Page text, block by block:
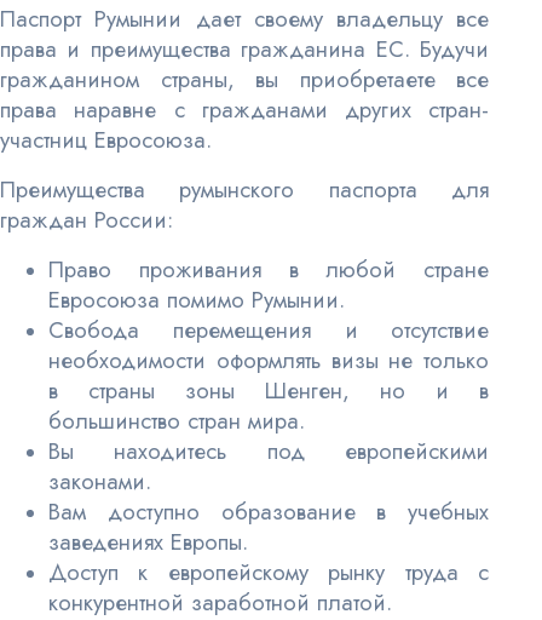
Паспорт Румынии дает своему владельцу все
права и преимущества гражданина ЕС. Будучи
гражданином страны, вы приобретаете все
права наравне с гражданами других стран-
участниц Евросоюза.
Преимущества румынского паспорта для
граждан России:
Право проживания в любой стране
Евросоюза помимо Румынии.
Свобода перемещения и отсутствие
необходимости оформлять визы не только
в страны зоны Шенген, но и в
большинство стран мира.
Вы находитесь под европейскими
законами.
Вам доступно образование в учебных
заведениях Европы.
Доступ к европейскому рынку труда с
конкурентной заработной платой.